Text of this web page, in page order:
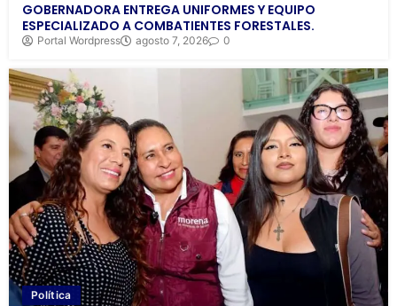
GOBERNADORA ENTREGA UNIFORMES Y EQUIPO
ESPECIALIZADO A COMBATIENTES FORESTALES.
Portal Wordpress agosto 7, 2026 0
Política